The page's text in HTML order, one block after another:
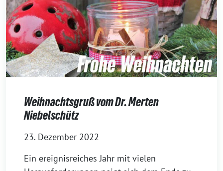
Weihnachtsgruß vom Dr. Merten
Niebelschütz
23. Dezember 2022
Ein ereignisreiches Jahr mit vielen